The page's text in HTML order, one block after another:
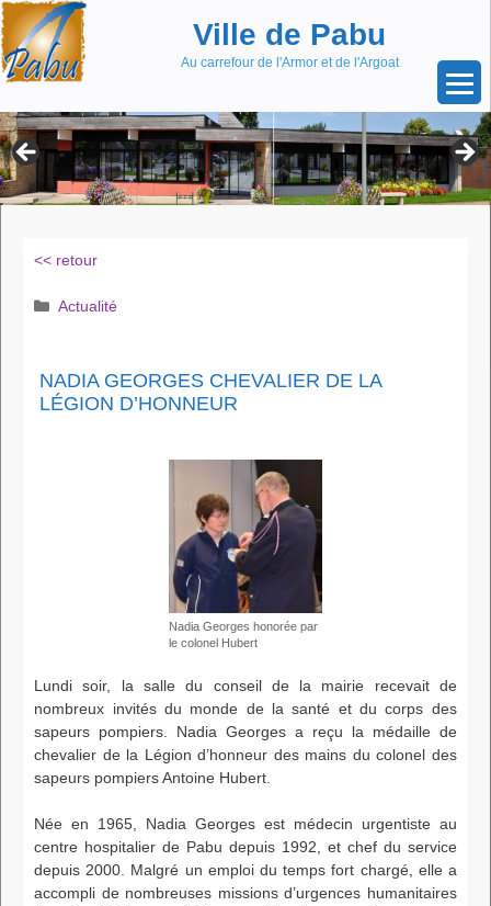
Aller
au
contenu
Skip
to
content
Ville de Pabu
Au carrefour de l'Armor et de l'Argoat
<< retour
Catégories
Actualité
NADIA GEORGES CHEVALIER DE LA
LÉGION D’HONNEUR
Nadia Georges honorée par
le colonel Hubert
Lundi soir, la salle du conseil de la mairie recevait de
nombreux invités du monde de la santé et du corps des
sapeurs pompiers. Nadia Georges a reçu la médaille de
chevalier de la Légion d’honneur des mains du colonel des
sapeurs pompiers Antoine Hubert.
Née en 1965, Nadia Georges est médecin urgentiste au
centre hospitalier de Pabu depuis 1992, et chef du service
depuis 2000. Malgré un emploi du temps fort chargé, elle a
accompli de nombreuses missions d’urgences humanitaires